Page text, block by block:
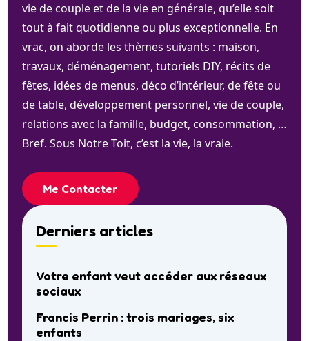
vie de couple et de la vie en générale, qu’elle soit
tout à fait quotidienne ou plus exceptionnelle. En
vrac, on aborde les thèmes suivants : maison,
travaux, déménagement, tutoriels DIY, récits de
fêtes, idées de menus, déco d’intérieur, de fête ou
de table, développement personnel, vie de couple,
relations avec la famille, budget, consommation, …
Bref. Sous Notre Toit, c’est la vie, la vraie.
Me Contacter
Derniers articles
Votre enfant veut accéder aux réseaux
sociaux
Francis Perrin : trois mariages, six
enfants